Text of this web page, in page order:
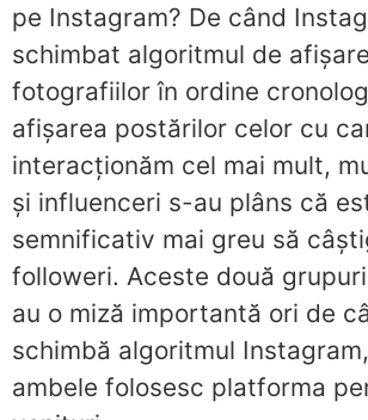
pe Instagram? De când
schimbat algoritmul de
fotografiilor în ordine
afișarea postărilor celor cu
interacționăm cel mai mult,
și influenceri s-au plâns că
semnificativ mai greu să
followeri. Aceste două
au o miză importantă ori de
schimbă algoritmul
ambele folosesc platforma